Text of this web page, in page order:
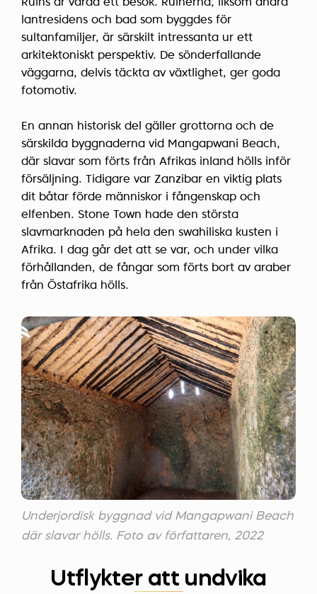
Ruins är värda ett besök. Ruinerna, liksom andra
lantresidens och bad som byggdes för
sultanfamiljer, är särskilt intressanta ur ett
arkitektoniskt perspektiv. De sönderfallande
väggarna, delvis täckta av växtlighet, ger goda
fotomotiv.
En annan historisk del gäller grottorna och de
särskilda byggnaderna vid Mangapwani Beach,
där slavar som förts från Afrikas inland hölls inför
försäljning. Tidigare var Zanzibar en viktig plats
dit båtar förde människor i fångenskap och
elfenben. Stone Town hade den största
slavmarknaden på hela den swahiliska kusten i
Afrika. I dag går det att se var, och under vilka
förhållanden, de fångar som förts bort av araber
från Östafrika hölls.
Underjordisk byggnad vid Mangapwani Beach
där slavar hölls. Foto av författaren, 2022
Utflykter att undvika